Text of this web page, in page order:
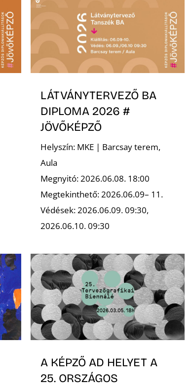
LÁTVÁNYTERVEZŐ BA
DIPLOMA 2026 #
JÖVŐKÉPZŐ
Helyszín: MKE | Barcsay terem,
Aula
Megnyitó: 2026.06.08. 18:00
Megtekinthető: 2026.06.09– 11.
Védések: 2026.06.09. 09:30,
2026.06.10. 09:30
A KÉPZŐ AD HELYET A
25. ORSZÁGOS